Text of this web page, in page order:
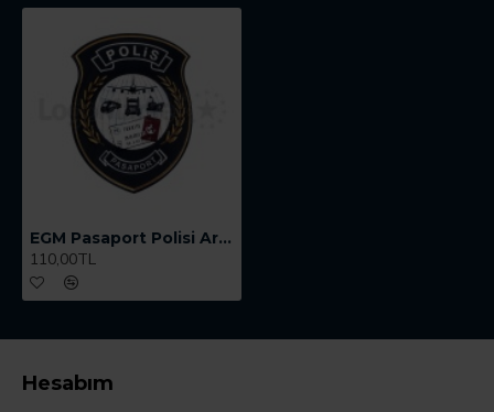
EGM Pasaport Polisi Arması
110,00TL
Hesabım